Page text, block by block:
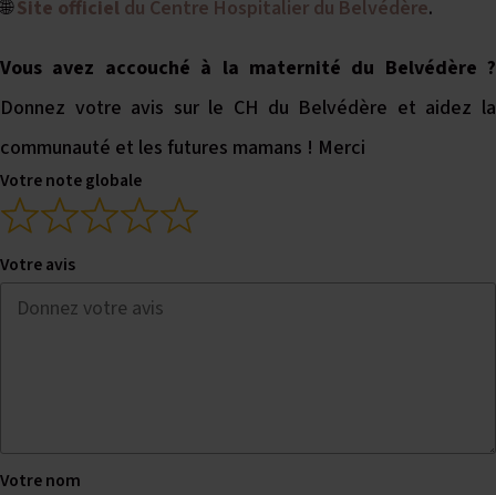
🌐Site officiel du Centre Hospitalier du Belvédère.
Vous avez accouché à la maternité du Belvédère ?
Donnez votre avis sur le CH du Belvédère et aidez la
communauté et les futures mamans ! Merci
Votre note globale
Votre avis
Votre nom